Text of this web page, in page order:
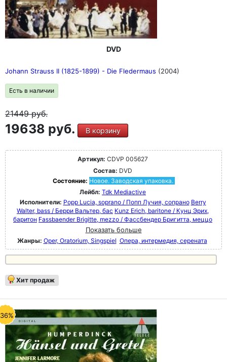
DVD
Johann Strauss II (1825-1899) - Die Fledermaus (2004)
Есть в наличии
21449руб.
19638 руб. В корзину
Артикул: CDVP 005627
Состав: DVD
Состояние: Новое. Заводская упаковка.
Лейбл: Tdk Mediactive
Исполнители: Popp Lucia, soprano / Попп Лучия, сопрано Berry
Walter, bass / Берри Вальтер, бас Kunz Erich, baritone / Кунц Эрих,
баритон Fassbaender Brigitte, mezzo / Фассбендер Бригитта, меццо
Показать больше
Жанры: Oper, Oratorium, Singspiel Опера, интермедия, серената
Хит продаж